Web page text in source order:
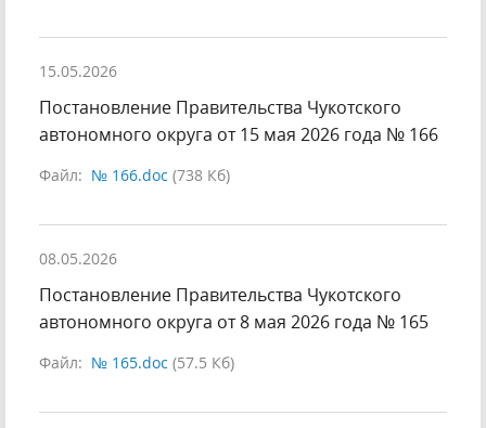
15.05.2026
Постановление Правительства Чукотского
автономного округа от 15 мая 2026 года № 166
Файл: № 166.doc (738 Кб)
08.05.2026
Постановление Правительства Чукотского
автономного округа от 8 мая 2026 года № 165
Файл: № 165.doc (57.5 Кб)